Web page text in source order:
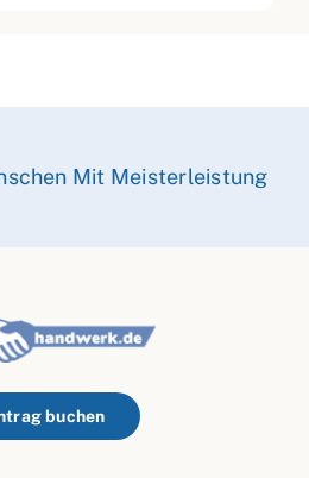
Mit Meisterleistung
buchen